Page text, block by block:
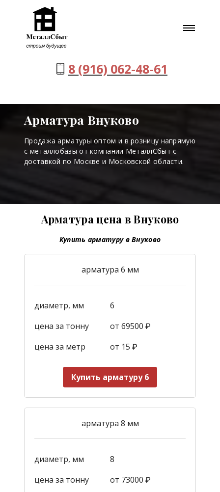
8 (916) 062-48-61
Арматура Внуково
Продажа арматуры оптом и в розницу напрямую
с металлобазы от компании МеталлСбыт с
доставкой по Москве и Московской области.
Арматура цена в Внуково
Купить арматуру в Внуково
арматура 6 мм
диаметр, мм
6
цена за тонну
от 69500 ₽
цена за метр
от 15 ₽
Купить арматуру 6
арматура 8 мм
диаметр, мм
8
цена за тонну
от 73000 ₽